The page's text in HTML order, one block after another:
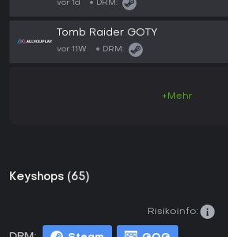
vor 1d DRM:
Tomb Raider GOTY
vor 11W DRM:
+Mehr
Keyshops (65)
Risikoinfo: